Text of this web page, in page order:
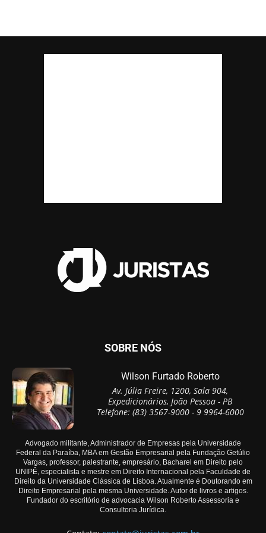
SOBRE NÓS
Wilson Furtado Roberto
Av. Júlia Freire, 1200, Sala 904,
Expedicionários, João Pessoa - PB
Telefone: (83) 3567-9000 - 9 9964-6000
Advogado militante, Administrador de Empresas pela Universidade
Federal da Paraíba, MBA em Gestão Empresarial pela Fundação Getúlio
Vargas, professor, palestrante, empresário, Bacharel em Direito pelo
UNIPÊ, especialista e mestre em Direito Internacional pela Faculdade de
Direito da Universidade Clássica de Lisboa. Atualmente é Doutorando em
Direito Empresarial pela mesma Universidade. Autor de livros e artigos.
Fundador do escritório de advocacia Wilson Roberto Assessoria e
Consultoria Jurídica.